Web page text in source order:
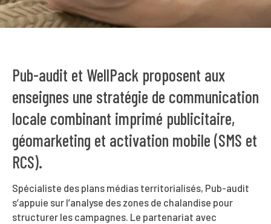
Pub-audit et WellPack proposent aux
enseignes une stratégie de communication
locale combinant imprimé publicitaire,
géomarketing et activation mobile (SMS et
RCS).
Spécialiste des plans médias territorialisés, Pub-audit
s’appuie sur l’analyse des zones de chalandise pour
structurer les campagnes. Le partenariat avec